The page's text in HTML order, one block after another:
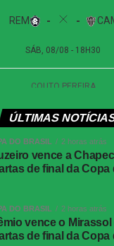
Brasileiro –
de 2026 (sábado)
Brasília)
0 x 1
Alfredo Jaconi,
ÚLTIMAS
DO BRASIL 2 horas atrás
vence a
de final da Copa
DO BRASIL 2 horas atrás
vence o Mirassol
de final da Copa